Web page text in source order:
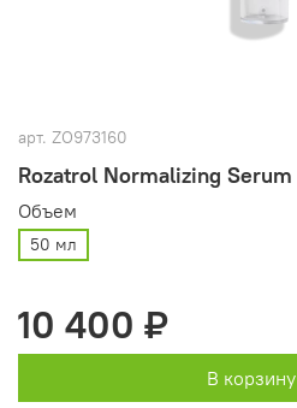
арт. ZO973160
Rozatrol Normalizing Serum
Объем
50 мл
10 400 ₽
В корзину